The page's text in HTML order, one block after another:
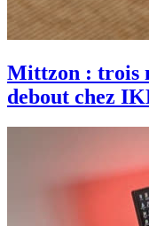
Mittzon : trois
debout chez